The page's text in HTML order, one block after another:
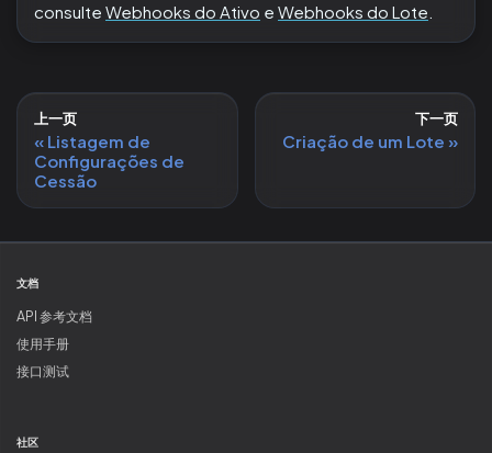
consulte Webhooks do Ativo e Webhooks do Lote
上一页
Listagem de
Configurações de
Cessão
下一页
Criação de um Lote
文档
API 参考文档
使用手册
接口测试
社区